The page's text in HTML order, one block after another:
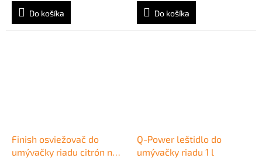
Do košíka Do košíka
Finish osviežovač do
umývačky riadu citrón na
Q-Power leštidlo do
umývačky riadu 1 l